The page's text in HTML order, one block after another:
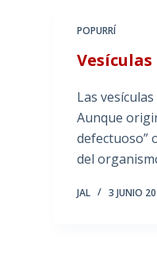
POPURRÍ
Las
Aunque
defectuoso”
del
JAL 3 JUNIO